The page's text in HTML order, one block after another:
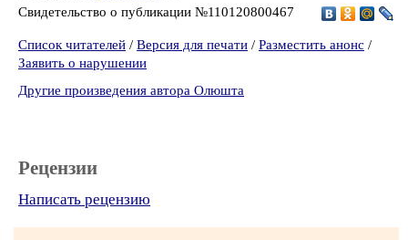
Свидетельство о публикации №110120800467
Список читателей / Версия для печати / Разместить анонс /
Заявить о нарушении
Другие произведения автора Олюшта
Рецензии
Написать рецензию